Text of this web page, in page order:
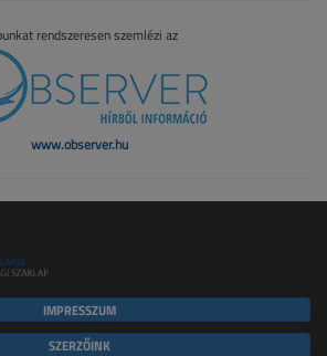
rendszeresen szemlézi az
www.observer.hu
IMPRESSZUM
SZERZŐINK